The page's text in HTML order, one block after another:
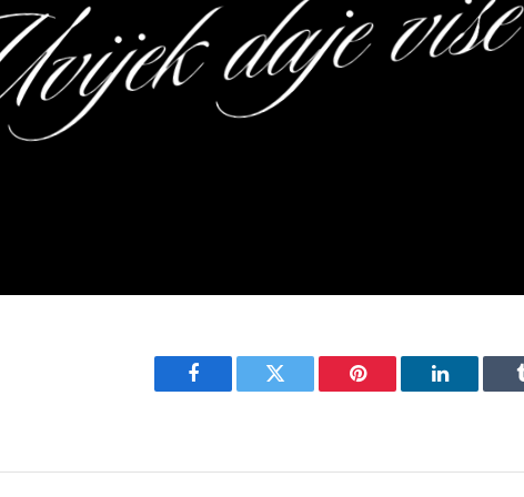
Facebook Twitter Pinterest LinkedIn